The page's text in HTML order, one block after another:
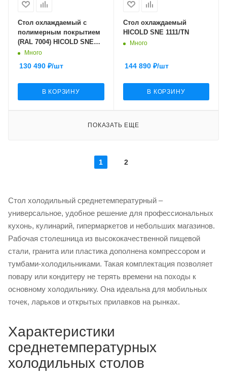
Стол охлаждаемый с
полимерным покрытием
(RAL 7004) HICOLD SNE
1111/TN W
Много
130 490 ₽/шт
В КОРЗИНУ
Стол охлаждаемый
HICOLD SNE 1111/TN
Много
144 890₽/шт
В КОРЗИНУ
ПОКАЗАТЬ ЕЩЕ
1 2
Стол холодильный среднетемпературный –
универсальное, удобное решение для профессиональных
кухонь, кулинарий, гипермаркетов и небольших магазинов.
Рабочая столешница из высококачественной пищевой
стали, гранита или пластика дополнена компрессором и
тумбами-холодильниками. Такая комплектация позволяет
повару или кондитеру не терять времени на походы к
основному холодильнику. Она идеальна для мобильных
точек, ларьков и открытых прилавков на рынках.
Характеристики
среднетемпературных
холодильных столов